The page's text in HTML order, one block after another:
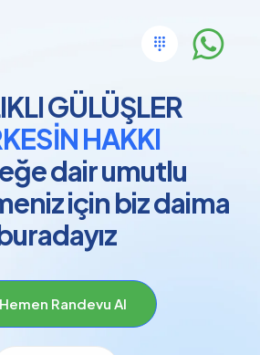
GÜLÜŞLER
HAKKI
dair umutlu
için biz daima
Hemen Randevu Al